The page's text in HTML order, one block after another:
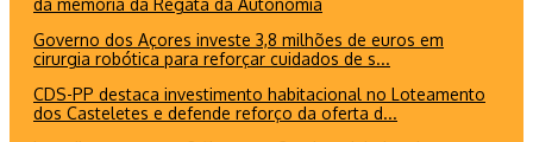
da memória da Regata da Autonomia
Governo dos Açores investe 3,8 milhões de euros em
cirurgia robótica para reforçar cuidados de s...
CDS-PP destaca investimento habitacional no Loteamento
dos Casteletes e defende reforço da oferta d...